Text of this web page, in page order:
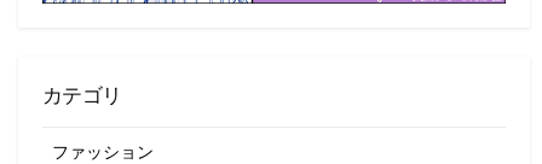
カテゴリ
ファッション